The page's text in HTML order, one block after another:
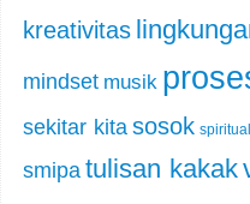
kreativitas
mindset musik
sekitar kitasosok
smipa tulisan kakak